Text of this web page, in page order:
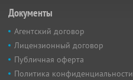
Документы
Агентский договор
Лицензионный договор
Публичная оферта
Политика конфиденциальности